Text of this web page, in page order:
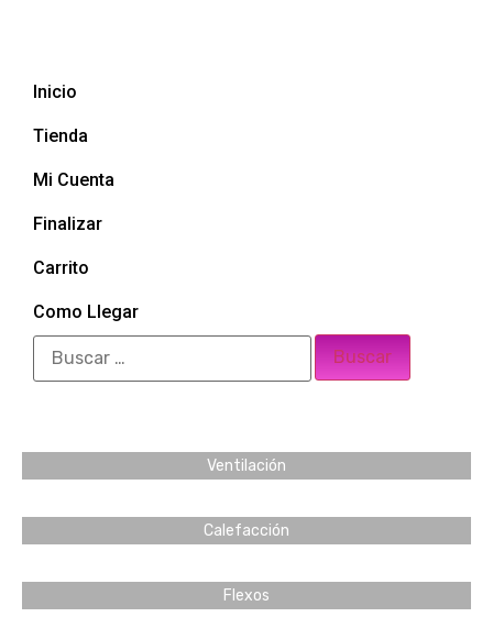
Inicio
Tienda
Mi Cuenta
Finalizar
Carrito
Como Llegar
Ventilación
Calefacción
Flexos